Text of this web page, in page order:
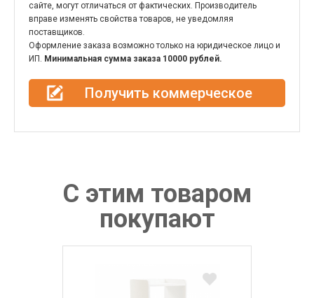
сайте, могут отличаться от фактических. Производитель
вправе изменять свойства товаров, не уведомляя
поставщиков.
Оформление заказа возможно только на юридическое лицо и
ИП. Минимальная сумма заказа 10000 рублей.
Получить коммерческое
С этим товаром
покупают